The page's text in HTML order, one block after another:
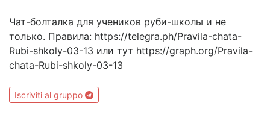
Чат-болталка для учеников руби-школы и не
только. Правила: https://telegra.ph/Pravila-chata-
Rubi-shkoly-03-13 или тут https://graph.org/Pravila-
chata-Rubi-shkoly-03-13
Iscriviti al gruppo